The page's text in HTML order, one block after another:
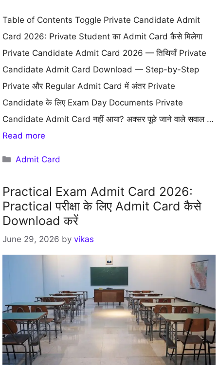
Table of Contents Toggle Private Candidate Admit
Card 2026: Private Student का Admit Card कैसे मिलेगा
Private Candidate Admit Card 2026 — तिथियाँ Private
Candidate Admit Card Download — Step-by-Step
Private और Regular Admit Card में अंतर Private
Candidate के लिए Exam Day Documents Private
Candidate Admit Card नहीं आया? अक्सर पूछे जाने वाले सवाल …
Read more
Categories
Admit Card
Practical Exam Admit Card 2026:
Practical परीक्षा के लिए Admit Card कैसे
Download करें
June 29, 2026 by vikas